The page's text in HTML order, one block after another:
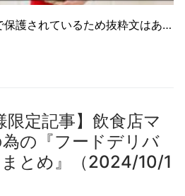
保護されているため抜粋文はあ…
限定記事】飲食店マ
の『フードデリバ
とめ』（2024/10/1